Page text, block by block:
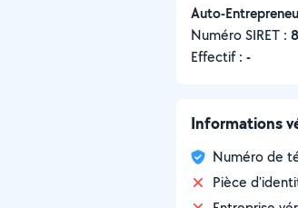
Auto-
Numéro SIRET :
Effectif : -
Informations
Numéro de
Pièce